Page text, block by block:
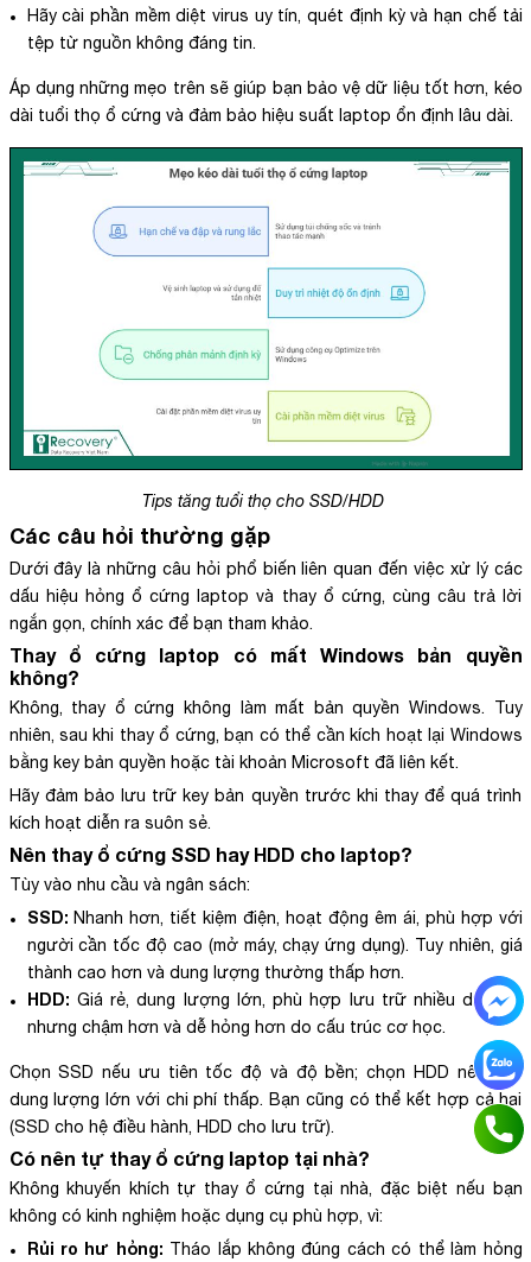
Hãy cài phần mềm diệt virus uy tín, quét định kỳ và hạn chế tải
tệp từ nguồn không đáng tin.
Áp dụng những mẹo trên sẽ giúp bạn bảo vệ dữ liệu tốt hơn, kéo
dài tuổi thọ ổ cứng và đảm bảo hiệu suất laptop ổn định lâu dài.
Tips tăng tuổi thọ cho SSD/HDD
Các câu hỏi thường gặp
Dưới đây là những câu hỏi phổ biến liên quan đến việc xử lý các
dấu hiệu hỏng ổ cứng laptop và thay ổ cứng, cùng câu trả lời
ngắn gọn, chính xác để bạn tham khảo.
Thay ổ cứng laptop có mất Windows bản quyền
không?
Không, thay ổ cứng không làm mất bản quyền Windows. Tuy
nhiên, sau khi thay ổ cứng, bạn có thể cần kích hoạt lại Windows
bằng key bản quyền hoặc tài khoản Microsoft đã liên kết.
Hãy đảm bảo lưu trữ key bản quyền trước khi thay để quá trình
kích hoạt diễn ra suôn sẻ.
Nên thay ổ cứng SSD hay HDD cho laptop?
Tùy vào nhu cầu và ngân sách:
SSD:Nhanh hơn, tiết kiệm điện, hoạt động êm ái, phù hợp với
người cần tốc độ cao (mở máy, chạy ứng dụng). Tuy nhiên, giá
thành cao hơn và dung lượng thường thấp hơn.
HDD: Giá rẻ, dung lượng lớn, phù hợp lưu trữ nhiều dữ liệu,
nhưng chậm hơn và dễ hỏng hơn do cấu trúc cơ học.
Chọn SSD nếu ưu tiên tốc độ và độ bền; chọn HDD nếu cần
dung lượng lớn với chi phí thấp. Bạn cũng có thể kết hợp cả hai
(SSD cho hệ điều hành, HDD cho lưu trữ).
Có nên tự thay ổ cứng laptop tại nhà?
Không khuyến khích tự thay ổ cứng tại nhà, đặc biệt nếu bạn
không có kinh nghiệm hoặc dụng cụ phù hợp, vì:
Rủi ro hư hỏng: Tháo lắp không đúng cách có thể làm hỏng